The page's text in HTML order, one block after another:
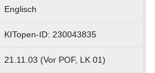
Englisch
KITopen-ID: 230043835
21.11.03 (Vor POF, LK 01)